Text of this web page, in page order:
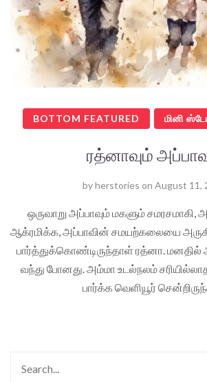
BOTTOM FEATURED மினி
ரத்னாவும்
byherstories on August 11,
ஒருவாறு அப்பாவும் மகளும் சமரசமாகி,
ஆக்ரமிக்க, அப்பாவின் சமயற்கலையை
பார்த்துக்கொண்டிருந்தாள் ரத்னா. மனதில்
வந்து போனது. அம்மா உடல்நலம்
பார்க்க வெளியூர்